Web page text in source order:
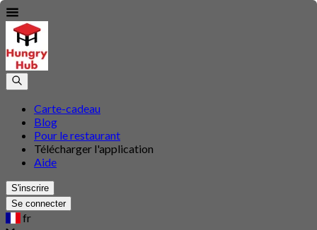
Carte-cadeau
Blog
Pour le restaurant
Télécharger l'application
Aide
S'inscrire
Se connecter
fr